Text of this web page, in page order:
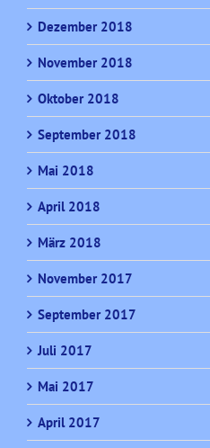
Dezember 2018
November 2018
Oktober 2018
September 2018
Mai 2018
April 2018
März 2018
November 2017
September 2017
Juli 2017
Mai 2017
April 2017